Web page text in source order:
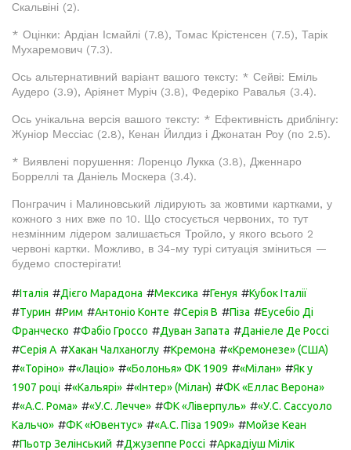
Скальвіні (2).
* Оцінки: Ардіан Ісмайлі (7.8), Томас Крістенсен (7.5), Тарік
Мухаремович (7.3).
Ось альтернативний варіант вашого тексту: * Сейві: Еміль
Аудеро (3.9), Аріянет Муріч (3.8), Федеріко Равалья (3.4).
Ось унікальна версія вашого тексту: * Ефективність дриблінгу:
Жуніор Мессіас (2.8), Кенан Йилдиз і Джонатан Роу (по 2.5).
* Виявлені порушення: Лоренцо Лукка (3.8), Дженнаро
Борреллі та Даніель Москера (3.4).
Понграчич і Малиновський лідирують за жовтими картками, у
кожного з них вже по 10. Що стосується червоних, то тут
незмінним лідером залишається Тройло, у якого всього 2
червоні картки. Можливо, в 34-му турі ситуація зміниться —
будемо спостерігати!
#Італія #Дієго Марадона #Мексика #Генуя #Кубок Італії
#Турин #Рим #Антоніо Конте #Серія B #Піза #Еусебіо Ді
Франческо #Фабіо Гроссо #Дуван Запата #Даніеле Де Россі
#Серія А #Хакан Чалханоглу #Кремона #«Кремонезе» (США)
#«Торіно» #«Лаціо» #«Болонья» ФК 1909 #«Мілан» #Як у
1907 році #«Кальярі» #«Інтер» (Мілан) #ФК «Еллас Верона»
#«А.С. Рома» #«У.С. Лечче» #ФК «Ліверпуль» #«У.С. Сассуоло
Кальчо» #ФК «Ювентус» #«А.С. Піза 1909» #Мойзе Кеан
#Пьотр Зелінський #Джузеппе Россі #Аркадіуш Мілік